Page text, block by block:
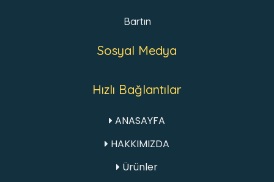
Bartın
Sosyal Medya
Hızlı Bağlantılar
ANASAYFA
HAKKIMIZDA
Ürünler